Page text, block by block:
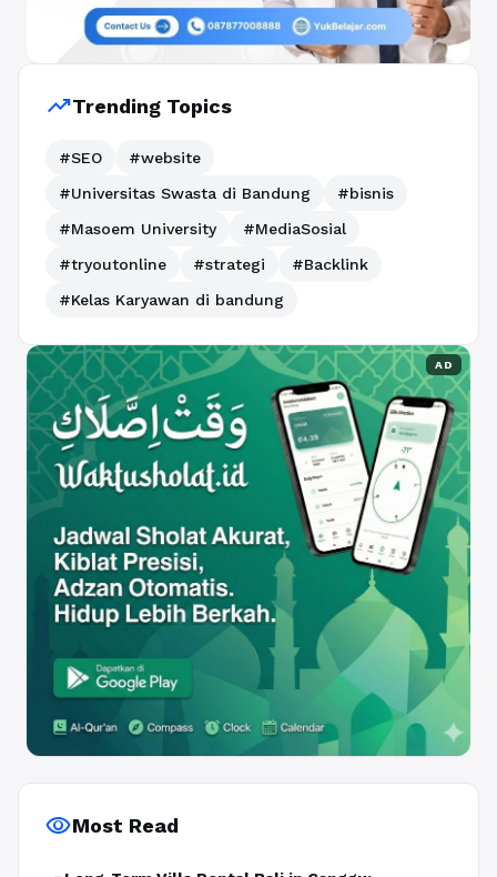
trending_upTrending Topics
#SEO
#website
#Universitas Swasta di Bandung
#bisnis
#Masoem University
#MediaSosial
#tryoutonline
#strategi
#Backlink
#Kelas Karyawan di bandung
AD
visibilityMost Read